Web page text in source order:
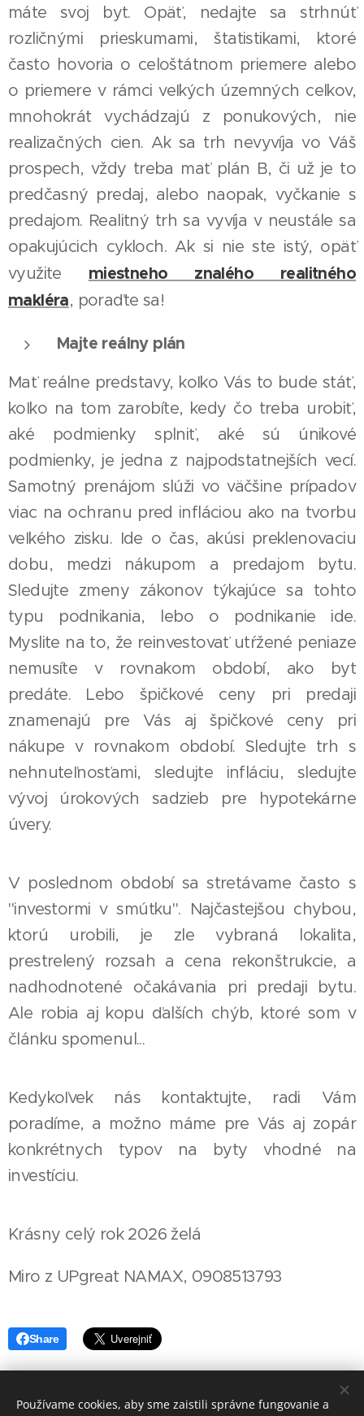
máte svoj byt. Opäť, nedajte sa strhnúť
rozličnými prieskumami, štatistikami, ktoré
často hovoria o celoštátnom priemere alebo
o priemere v rámci veľkých územných celkov,
mnohokrát vychádzajú z ponukových, nie
realizačných cien. Ak sa trh nevyvíja vo Váš
prospech, vždy treba mať plán B, či už je to
predčasný predaj, alebo naopak, vyčkanie s
predajom. Realitný trh sa vyvíja v neustále sa
opakujúcich cykloch. Ak si nie ste istý, opäť
využite miestneho znalého realitného
makléra, poraďte sa!
Majte reálny plán
Mať reálne predstavy, koľko Vás to bude stáť,
koľko na tom zarobíte, kedy čo treba urobiť,
aké podmienky splniť, aké sú únikové
podmienky, je jedna z najpodstatnejších vecí.
Samotný prenájom slúži vo väčšine prípadov
viac na ochranu pred infláciou ako na tvorbu
veľkého zisku. Ide o čas, akúsi preklenovaciu
dobu, medzi nákupom a predajom bytu.
Sledujte zmeny zákonov týkajúce sa tohto
typu podnikania, lebo o podnikanie ide.
Myslite na to, že reinvestovať utŕžené peniaze
nemusíte v rovnakom období, ako byt
predáte. Lebo špičkové ceny pri predaji
znamenajú pre Vás aj špičkové ceny pri
nákupe v rovnakom období. Sledujte trh s
nehnuteľnosťami, sledujte infláciu, sledujte
vývoj úrokových sadzieb pre hypotekárne
úvery.
V poslednom období sa stretávame často s
"investormi v smútku". Najčastejšou chybou,
ktorú urobili, je zle vybraná lokalita,
prestrelený rozsah a cena rekonštrukcie, a
nadhodnotené očakávania pri predaji bytu.
Ale robia aj kopu ďalších chýb, ktoré som v
článku spomenul...
Kedykoľvek nás kontaktujte, radi Vám
poradíme, a možno máme pre Vás aj zopár
konkrétnych typov na byty vhodné na
investíciu.
Krásny celý rok 2026 želá
Miro z UPgreat NAMAX, 0908513793
Share
Používame cookies, aby sme zaistili správne fungovanie a